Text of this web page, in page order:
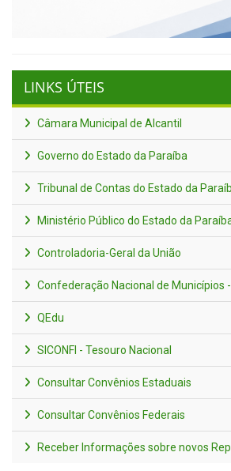
LINKS ÚTEIS
Câmara Municipal de Alcantil
Governo do Estado da Paraíba
Tribunal de Contas do Estado da
Ministério Público do Estado da
Controladoria-Geral da União
Confederação Nacional de Municípios -
QEdu
SICONFI - Tesouro Nacional
Consultar Convênios Estaduais
Consultar Convênios Federais
Receber Informações sobre novos